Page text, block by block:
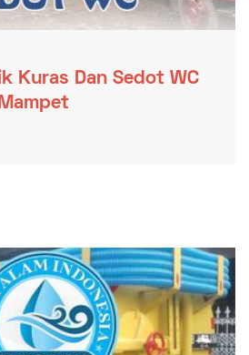
Kuras Dan Sedot WC